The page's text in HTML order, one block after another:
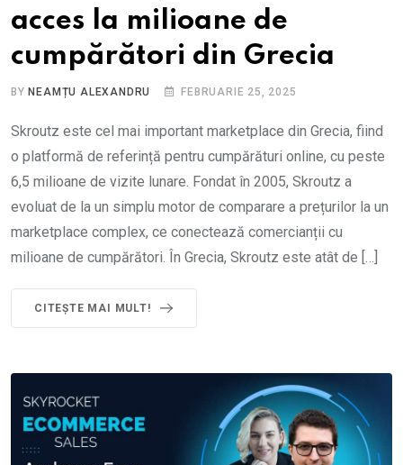
acces la milioane de
cumpărători din Grecia
BY NEAMȚU ALEXANDRU FEBRUARIE 25, 2025
Skroutz este cel mai important marketplace din Grecia, fiind
o platformă de referință pentru cumpărături online, cu peste
6,5 milioane de vizite lunare. Fondat în 2005, Skroutz a
evoluat de la un simplu motor de comparare a prețurilor la un
marketplace complex, ce conectează comercianții cu
milioane de cumpărători. În Grecia, Skroutz este atât de […]
CITEȘTE MAI MULT!